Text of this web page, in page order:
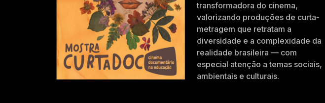
transformadora do cinema,
valorizando produções de curta-
metragem que retratam a
diversidade e a complexidade da
realidade brasileira — com
especial atenção a temas sociais,
ambientais e culturais.